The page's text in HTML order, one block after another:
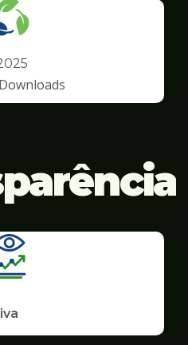
Ilustração
pagina
Meio